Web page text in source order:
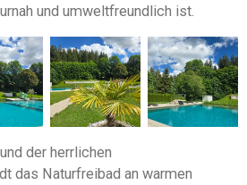
und umweltfreundlich ist.
der herrlichen
das Naturfreibad an warmen